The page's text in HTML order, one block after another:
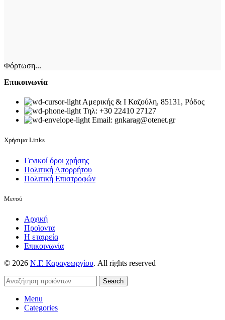
επιλεγούν
σελίδα
προϊόντος
Φόρτωση...
Επικοινωνία
Αμερικής & Ι Καζούλη, 85131, Ρόδος
Τηλ: +30 22410 27127
Email: gnkarag@otenet.gr
Χρήσιμα Links
Γενικοί όροι χρήσης
Πολιτική Απορρήτου
Πολιτική Επιστροφών
Μενού
Αρχική
Προϊοντα
Η εταιρεία
Επικοινωνία
© 2026 Ν.Γ. Καραγεωργίου. All rights reserved
Search
Menu
Categories